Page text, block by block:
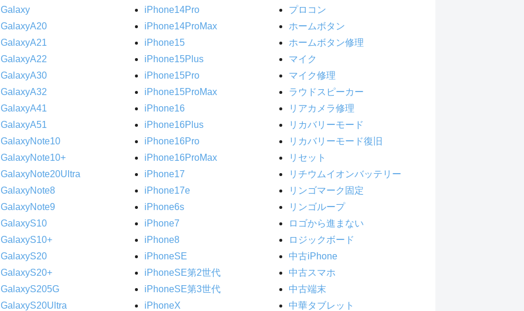
Galaxy
GalaxyA20
GalaxyA21
GalaxyA22
GalaxyA30
GalaxyA32
GalaxyA41
GalaxyA51
GalaxyNote10
GalaxyNote10+
GalaxyNote20Ultra
GalaxyNote8
GalaxyNote9
GalaxyS10
GalaxyS10+
GalaxyS20
GalaxyS20+
GalaxyS205G
GalaxyS20Ultra
iPhone14Pro
iPhone14ProMax
iPhone15
iPhone15Plus
iPhone15Pro
iPhone15ProMax
iPhone16
iPhone16Plus
iPhone16Pro
iPhone16ProMax
iPhone17
iPhone17e
iPhone6s
iPhone7
iPhone8
iPhoneSE
iPhoneSE第2世代
iPhoneSE第3世代
iPhoneX
プロコン
ホームボタン
ホームボタン修理
マイク
マイク修理
ラウドスピーカー
リアカメラ修理
リカバリーモード
リカバリーモード復旧
リセット
リチウムイオンバッテリー
リンゴマーク固定
リンゴループ
ロゴから進まない
ロジックボード
中古iPhone
中古スマホ
中古端末
中華タブレット